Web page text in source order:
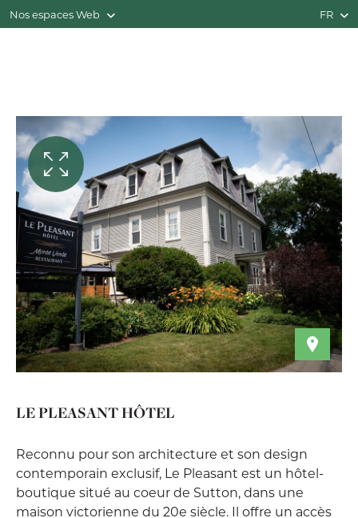
Nos espaces Web FR
LE PLEASANT HÔTEL
Reconnu pour son architecture et son design
contemporain exclusif, Le Pleasant est un hôtel-
boutique situé au coeur de Sutton, dans une
maison victorienne du 20e siècle. Il offre un accès